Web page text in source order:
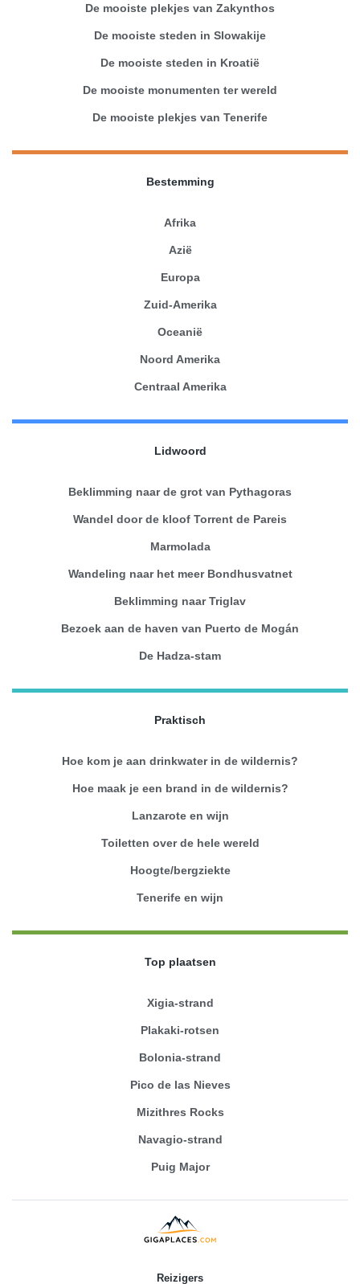
De mooiste plekjes van Zakynthos
De mooiste steden in Slowakije
De mooiste steden in Kroatië
De mooiste monumenten ter wereld
De mooiste plekjes van Tenerife
Bestemming
Afrika
Azië
Europa
Zuid-Amerika
Oceanië
Noord Amerika
Centraal Amerika
Lidwoord
Beklimming naar de grot van Pythagoras
Wandel door de kloof Torrent de Pareis
Marmolada
Wandeling naar het meer Bondhusvatnet
Beklimming naar Triglav
Bezoek aan de haven van Puerto de Mogán
De Hadza-stam
Praktisch
Hoe kom je aan drinkwater in de wildernis?
Hoe maak je een brand in de wildernis?
Lanzarote en wijn
Toiletten over de hele wereld
Hoogte/bergziekte
Tenerife en wijn
Top plaatsen
Xigia-strand
Plakaki-rotsen
Bolonia-strand
Pico de las Nieves
Mizithres Rocks
Navagio-strand
Puig Major
Reizigers